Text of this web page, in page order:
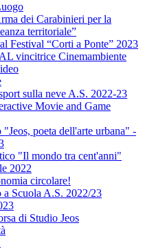
dei Carabinieri per la
territoriale”
Festival “Corti a Ponte” 2023
vincitrice Cinemambiente
sulla neve A.S. 2022-23
Movie and Game
poeta dell'arte urbana" -
"Il mondo tra cent'anni"
2022
circolare!
a Scuola A.S. 2022/23
di Studio Jeos